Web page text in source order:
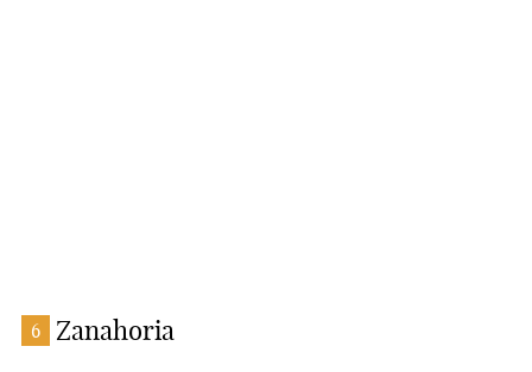
6 Zanahoria